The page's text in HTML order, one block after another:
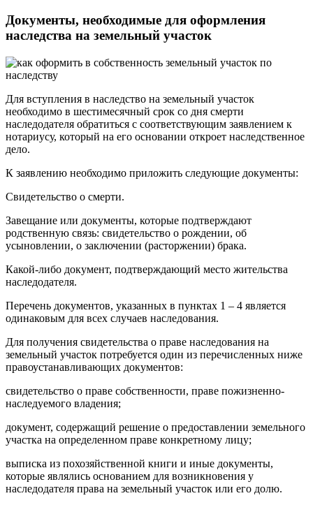
Документы, необходимые для оформления
наследства на земельный участок
Для вступления в наследство на земельный участок
необходимо в шестимесячный срок со дня смерти
наследодателя обратиться с соответствующим заявлением к
нотариусу, который на его основании откроет наследственное
дело.
К заявлению необходимо приложить следующие документы:
Свидетельство о смерти.
Завещание или документы, которые подтверждают
родственную связь: свидетельство о рождении, об
усыновлении, о заключении (расторжении) брака.
Какой-либо документ, подтверждающий место жительства
наследодателя.
Перечень документов, указанных в пунктах 1 – 4 является
одинаковым для всех случаев наследования.
Для получения свидетельства о праве наследования на
земельный участок потребуется один из перечисленных ниже
правоустанавливающих документов:
свидетельство о праве собственности, праве пожизненно-
наследуемого владения;
документ, содержащий решение о предоставлении земельного
участка на определенном праве конкретному лицу;
выписка из похозяйственной книги и иные документы,
которые являлись основанием для возникновения у
наследодателя права на земельный участок или его долю.